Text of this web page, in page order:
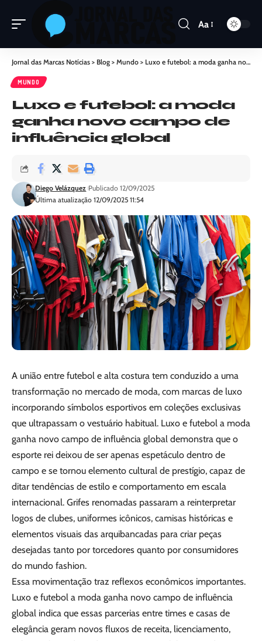
Aa
Jornal das Marcas Notícias > Blog > Mundo > Luxo e futebol: a moda ganha novo campo de influência global
MUNDO
Luxo e futebol: a moda
ganha novo campo de
influência global
Última atualização 12/09/2025 11:54
Diego Velázquez Publicado 12/09/2025
A união entre futebol e alta costura tem conduzido a uma
transformação no mercado de moda, com marcas de luxo
incorporando símbolos esportivos em coleções exclusivas
que ultrapassam o vestuário habitual. Luxo e futebol a moda
ganha novo campo de influência global demonstra que o
esporte rei deixou de ser apenas espetáculo dentro de
campo e se tornou elemento cultural de prestígio, capaz de
ditar tendências de estilo e comportamento em escala
internacional. Grifes renomadas passaram a reinterpretar
logos de clubes, uniformes icônicos, camisas históricas e
elementos visuais das arquibancadas para criar peças
desejadas tanto por torcedores quanto por consumidores
do mundo fashion.
Essa movimentação traz reflexos econômicos importantes.
Luxo e futebol a moda ganha novo campo de influência
global indica que essas parcerias entre times e casas de
elegância geram novos fluxos de receita, licenciamento,